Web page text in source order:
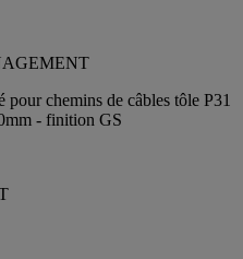
pour chemins de câbles tôle P31
- finition GS